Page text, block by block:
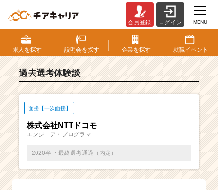
S・
選
考
験
ベ
ン
チ
ー・
成
会員登録 ログイン MENU
求人を探す 説明会を探す 企業を探す 就職イベント
過去選考体験談
面接【一次面接】
株式会社NTTドコモ
エンジニア・プログラマ
2020卒 ・最終選考通過（内定）